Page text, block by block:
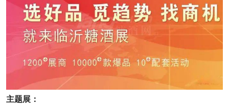
主题展：